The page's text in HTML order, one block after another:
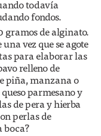
todavía
fondos.
gramos de alginato.
vez que se agote
para elaborar las
relleno de
piña, manzana o
parmesano y
de pera y hierba
perlas de
boca?